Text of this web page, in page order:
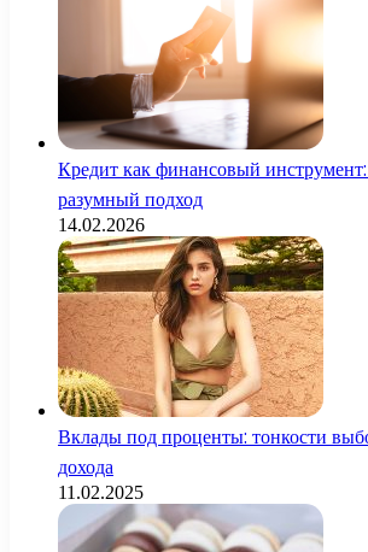
Кредит как финансовый
разумный подход
14.02.2026
Вклады под проценты: тонкости
дохода
11.02.2025